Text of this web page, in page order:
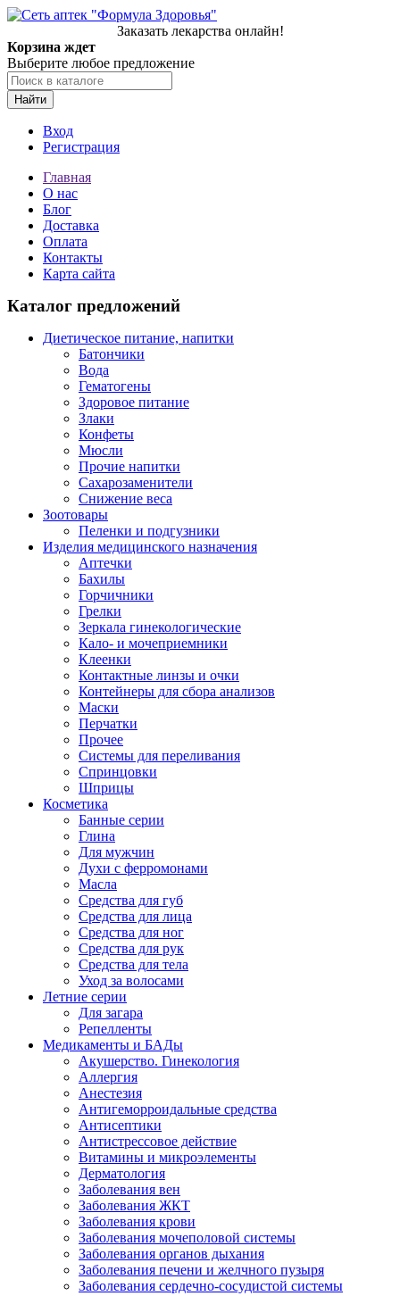
Заказать лекарства онлайн!
Корзина ждет
Выберите любое предложение
Найти
Вход
Регистрация
Главная
О нас
Блог
Доставка
Оплата
Контакты
Карта сайта
Каталог предложений
Диетическое питание, напитки
Батончики
Вода
Гематогены
Здоровое питание
Злаки
Конфеты
Мюсли
Прочие напитки
Сахарозаменители
Снижение веса
Зоотовары
Пеленки и подгузники
Изделия медицинского назначения
Аптечки
Бахилы
Горчичники
Грелки
Зеркала гинекологические
Кало- и мочеприемники
Клеенки
Контактные линзы и очки
Контейнеры для сбора анализов
Маски
Перчатки
Прочее
Системы для переливания
Спринцовки
Шприцы
Косметика
Банные серии
Глина
Для мужчин
Духи с ферромонами
Масла
Средства для губ
Средства для лица
Средства для ног
Средства для рук
Средства для тела
Уход за волосами
Летние серии
Для загара
Репелленты
Медикаменты и БАДы
Акушерство. Гинекология
Аллергия
Анестезия
Антигеморроидальные средства
Антисептики
Антистрессовое действие
Витамины и микроэлементы
Дерматология
Заболевания вен
Заболевания ЖКТ
Заболевания крови
Заболевания мочеполовой системы
Заболевания органов дыхания
Заболевания печени и желчного пузыря
Заболевания сердечно-сосудистой системы